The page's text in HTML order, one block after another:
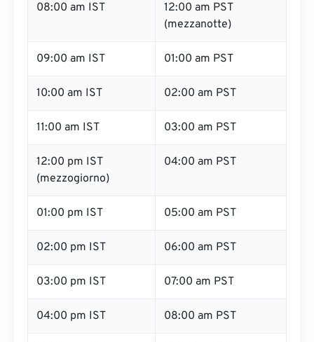
08:00 am IST
12:00 am PST
(mezzanotte)
09:00 am IST 01:00 am PST
10:00 am IST 02:00 am PST
11:00 am IST 03:00 am PST
12:00 pm IST
(mezzogiorno)
04:00 am PST
01:00 pm IST 05:00 am PST
02:00 pm IST 06:00 am PST
03:00 pm IST 07:00 am PST
04:00 pm IST 08:00 am PST